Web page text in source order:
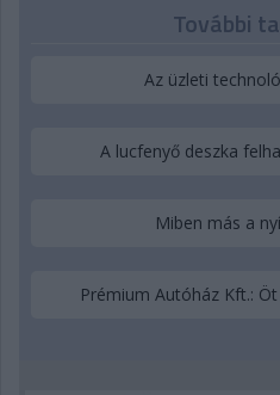
További
Az üzleti
A lucfenyő deszka
Miben más a
Prémium Autóház Kft.: